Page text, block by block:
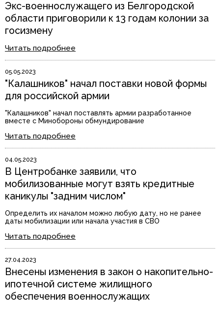
Экс-военнослужащего из Белгородской
области приговорили к 13 годам колонии за
госизмену
Читать подробнее
05.05.2023
"Калашников" начал поставки новой формы
для российской армии
"Калашников" начал поставлять армии разработанное
вместе с Минобороны обмундирование
Читать подробнее
04.05.2023
В Центробанке заявили, что
мобилизованные могут взять кредитные
каникулы "задним числом"
Определить их началом можно любую дату, но не ранее
даты мобилизации или начала участия в СВО
Читать подробнее
27.04.2023
Внесены изменения в закон о накопительно-
ипотечной системе жилищного
обеспечения военнослужащих